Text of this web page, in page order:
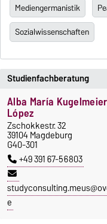
Mediengermanistik
Sozialwissenschaften
Studienfachberatung
Alba María Kugelmeier
López
Zschokkestr. 32
39104 Magdeburg
G40-301
+49 391 67-56803
e